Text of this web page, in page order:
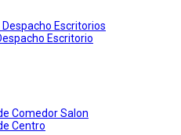
Escritorios
Escritorio
Comedor Salon
Centro